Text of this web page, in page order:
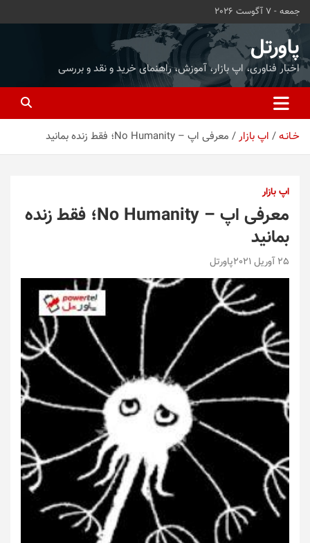
محتوا
بروید
جمعه - 7 آگوست 2026
پاورتل
اخبار فناوری، اپ بازار، آموزش، راهنمای خرید و نقد و بررسی
خـانـه اپ بازار معرفی اپ – No Humanity؛ فقط زنده بمانید
اپ بازار
معرفی اپ – No Humanity؛ فقط زنده
بمانید
25 آوریل 2021 پاورتل